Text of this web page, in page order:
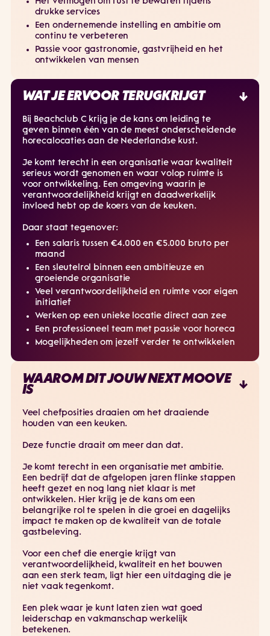
drukke services
Een ondernemende instelling en ambitie om
continu te verbeteren
Passie voor gastronomie, gastvrijheid en het
ontwikkelen van mensen
WAT JE ERVOOR TERUGKRIJGT
Bij Beachclub C krijg je de kans om leiding te
geven binnen één van de meest onderscheidende
horecalocaties aan de Nederlandse kust.
Je komt terecht in een organisatie waar kwaliteit
serieus wordt genomen en waar volop ruimte is
voor ontwikkeling. Een omgeving waarin je
verantwoordelijkheid krijgt en daadwerkelijk
invloed hebt op de koers van de keuken.
Daar staat tegenover:
Een salaris tussen €4.000 en €5.000 bruto per
maand
Een sleutelrol binnen een ambitieuze en
groeiende organisatie
Veel verantwoordelijkheid en ruimte voor eigen
initiatief
Werken op een unieke locatie direct aan zee
Een professioneel team met passie voor horeca
Mogelijkheden om jezelf verder te ontwikkelen
WAAROM DIT JOUW NEXT MOOVE
IS
Veel chefposities draaien om het draaiende
houden van een keuken.
Deze functie draait om meer dan dat.
Je komt terecht in een organisatie met ambitie.
Een bedrijf dat de afgelopen jaren flinke stappen
heeft gezet en nog lang niet klaar is met
ontwikkelen. Hier krijg je de kans om een
belangrijke rol te spelen in die groei en dagelijks
impact te maken op de kwaliteit van de totale
gastbeleving.
Voor een chef die energie krijgt van
verantwoordelijkheid, kwaliteit en het bouwen
aan een sterk team, ligt hier een uitdaging die je
niet vaak tegenkomt.
Een plek waar je kunt laten zien wat goed
leiderschap en vakmanschap werkelijk
betekenen.